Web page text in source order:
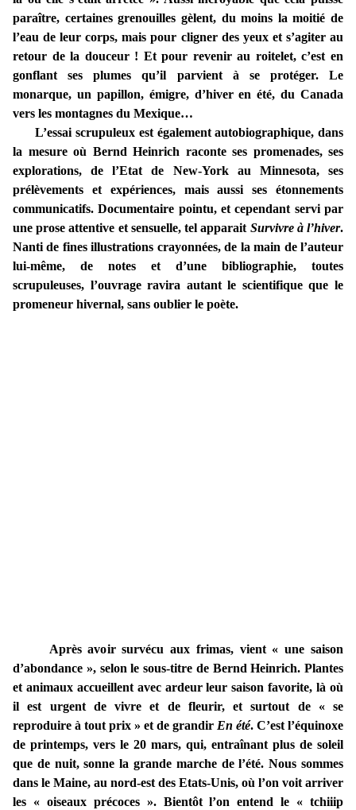
paraître, certaines grenouilles gèlent, du moins la moitié de
l’eau de leur corps, mais pour cligner des yeux et s’agiter au
retour de la douceur ! Et pour revenir au roitelet, c’est en
gonflant ses plumes qu’il parvient à se protéger. Le
monarque, un papillon, émigre, d’hiver en été, du Canada
vers les montagnes du Mexique…
L’essai scrupuleux est également autobiographique, dans
la mesure où Bernd Heinrich raconte ses promenades, ses
explorations, de l’Etat de New-York au Minnesota, ses
prélèvements et expériences, mais aussi ses étonnements
communicatifs. Documentaire pointu, et cependant servi par
une prose attentive et sensuelle, tel apparait Survivre à l’hiver.
Nanti de fines illustrations crayonnées, de la main de l’auteur
lui-même, de notes et d’une bibliographie, toutes
scrupuleuses, l’ouvrage ravira autant le scientifique que le
promeneur hivernal, sans oublier le poète.
Après avoir survécu aux frimas, vient « une saison
d’abondance », selon le sous-titre de Bernd Heinrich. Plantes
et animaux accueillent avec ardeur leur saison favorite, là où
il est urgent de vivre et de fleurir, et surtout de « se
reproduire à tout prix » et de grandir En été. C’est l’équinoxe
de printemps, vers le 20 mars, qui, entraînant plus de soleil
que de nuit, sonne la grande marche de l’été. Nous sommes
dans le Maine, au nord-est des Etats-Unis, où l’on voit arriver
les « oiseaux précoces ». Bientôt l’on entend le « tchiiip